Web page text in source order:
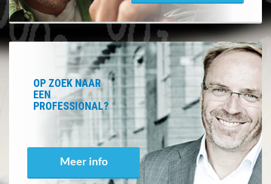
OP ZOEK NAAR
EEN
PROFESSIONAL?
Meer info